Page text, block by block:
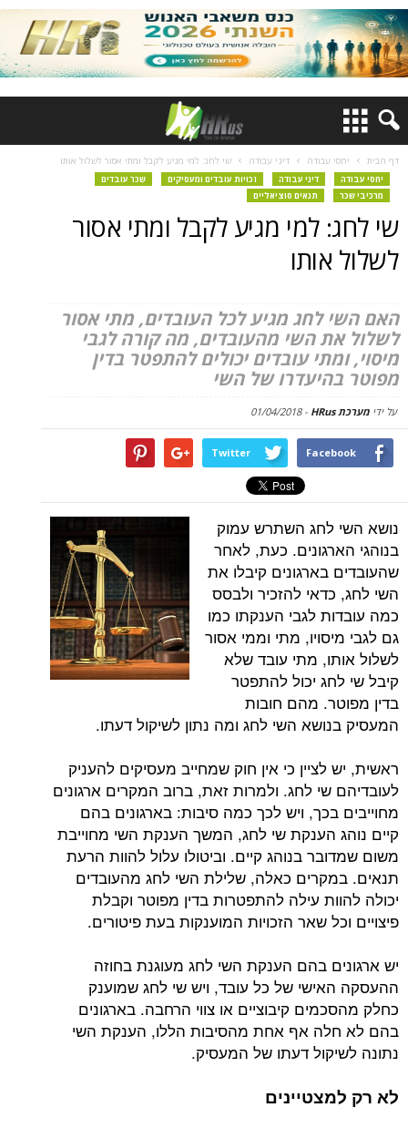
דף הבית יחסי עבודה דיני עבודה שי לחג: למי מגיע לקבל ומתי אסור לשלול אותו
יחסי עבודה דיני עבודה זכויות עובדים ומעסיקים
שכר עובדים
מרכיבי שכר
תנאים סוציאליים
שי לחג: למי מגיע לקבל ומתי אסור
לשלול אותו
האם השי לחג מגיע לכל העובדים, מתי אסור
לשלול את השי מהעובדים, מה קורה לגבי
מיסוי, ומתי עובדים יכולים להתפטר בדין
מפוטר בהיעדרו של השי
על ידי מערכת HRus -
01/04/2018
Facebook
Twitter
נושא השי לחג השתרש עמוק
בנוהגי הארגונים. כעת, לאחר
שהעובדים בארגונים קיבלו את
השי לחג, כדאי להזכיר ולבסס
כמה עובדות לגבי הענקתו כמו
גם לגבי מיסויו, מתי וממי אסור
לשלול אותו, מתי עובד שלא
קיבל שי לחג יכול להתפטר
בדין מפוטר. מהם חובות
המעסיק בנושא השי לחג ומה נתון לשיקול דעתו.
ראשית, יש לציין כי אין חוק שמחייב מעסיקים להעניק
לעובדיהם שי לחג. ולמרות זאת, ברוב המקרים ארגונים
מחוייבים בכך, ויש לכך כמה סיבות: בארגונים בהם
קיים נוהג הענקת שי לחג, המשך הענקת השי מחוייבת
משום שמדובר בנוהג קיים. וביטולו עלול להוות הרעת
תנאים. במקרים כאלה, שלילת השי לחג מהעובדים
יכולה להוות עילה להתפטרות בדין מפוטר וקבלת
פיצויים וכל שאר הזכויות המוענקות בעת פיטורים.
יש ארגונים בהם הענקת השי לחג מעוגנת בחוזה
ההעסקה האישי של כל עובד, ויש שי לחג שמוענק
כחלק מהסכמים קיבוציים או צווי הרחבה. בארגונים
בהם לא חלה אף אחת מהסיבות הללו, הענקת השי
נתונה לשיקול דעתו של המעסיק.
לא רק למצטיינים